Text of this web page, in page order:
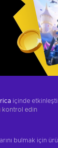
içinde
kontrol edin
bulmak için